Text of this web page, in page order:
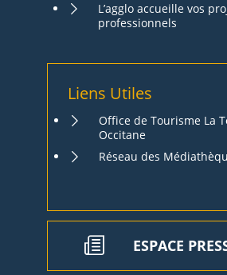
L’agglo accueille vos
professionnels
Liens Utiles
Office de Tourisme La
Occitane
Réseau des
ESPACE